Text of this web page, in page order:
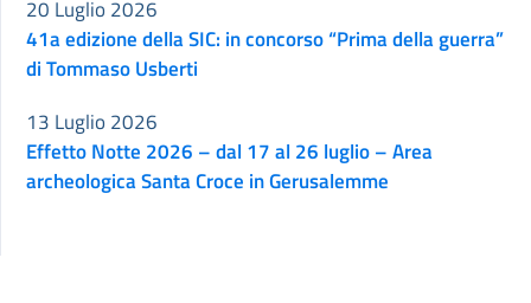
41a edizione della SIC: in concorso “Prima della guerra”
di Tommaso Usberti
20 Luglio 2026
Effetto Notte 2026 – dal 17 al 26 luglio – Area
archeologica Santa Croce in Gerusalemme
13 Luglio 2026